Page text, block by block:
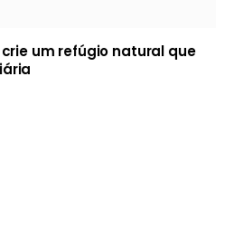
um refúgio natural que